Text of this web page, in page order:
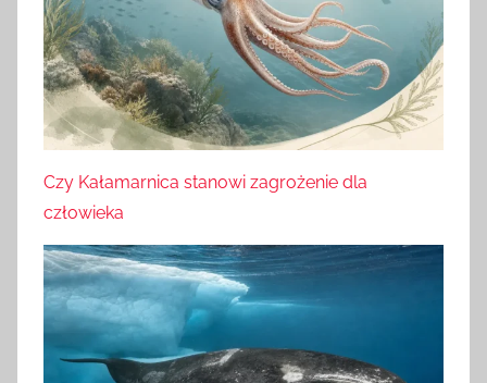
Czy Kałamarnica stanowi zagrożenie dla
człowieka